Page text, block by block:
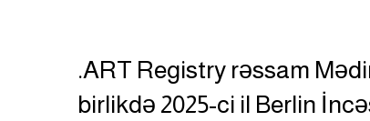
.ART Registry rəssam
birlikdə 2025-ci il Berlin